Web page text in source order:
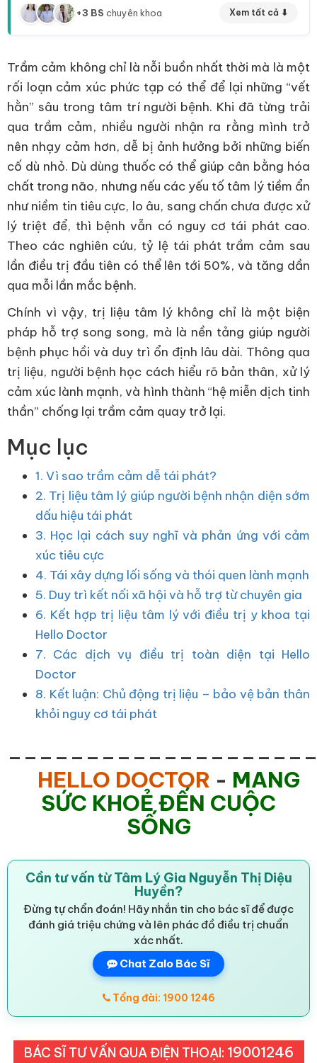
+3 BS chuyên khoa Xem tất cả ⬇
Trầm cảm không chỉ là nỗi buồn nhất thời mà là một
rối loạn cảm xúc phức tạp có thể để lại những “vết
hằn” sâu trong tâm trí người bệnh. Khi đã từng trải
qua trầm cảm, nhiều người nhận ra rằng mình trở
nên nhạy cảm hơn, dễ bị ảnh hưởng bởi những biến
cố dù nhỏ. Dù dùng thuốc có thể giúp cân bằng hóa
chất trong não, nhưng nếu các yếu tố tâm lý tiềm ẩn
như niềm tin tiêu cực, lo âu, sang chấn chưa được xử
lý triệt để, thì bệnh vẫn có nguy cơ tái phát cao.
Theo các nghiên cứu, tỷ lệ tái phát trầm cảm sau
lần điều trị đầu tiên có thể lên tới 50%, và tăng dần
qua mỗi lần mắc bệnh.
Chính vì vậy, trị liệu tâm lý không chỉ là một biện
pháp hỗ trợ song song, mà là nền tảng giúp người
bệnh phục hồi và duy trì ổn định lâu dài. Thông qua
trị liệu, người bệnh học cách hiểu rõ bản thân, xử lý
cảm xúc lành mạnh, và hình thành “hệ miễn dịch tinh
thần” chống lại trầm cảm quay trở lại.
Mục lục
1. Vì sao trầm cảm dễ tái phát?
2. Trị liệu tâm lý giúp người bệnh nhận diện sớm
dấu hiệu tái phát
3. Học lại cách suy nghĩ và phản ứng với cảm
xúc tiêu cực
4. Tái xây dựng lối sống và thói quen lành mạnh
5. Duy trì kết nối xã hội và hỗ trợ từ chuyên gia
6. Kết hợp trị liệu tâm lý với điều trị y khoa tại
Hello Doctor
7. Các dịch vụ điều trị toàn diện tại Hello
Doctor
8. Kết luận: Chủ động trị liệu – bảo vệ bản thân
khỏi nguy cơ tái phát
HELLO DOCTOR - MANG
SỨC KHOẺ ĐẾN CUỘC
SỐNG
Cần tư vấn từ Tâm Lý Gia Nguyễn Thị Diệu
Huyền?
Đừng tự chẩn đoán! Hãy nhắn tin cho bác sĩ để được
đánh giá triệu chứng và lên phác đồ điều trị chuẩn
xác nhất.
Chat Zalo Bác Sĩ
Tổng đài: 1900 1246
BÁC SĨ TƯ VẤN QUA ĐIỆN THOẠI: 19001246